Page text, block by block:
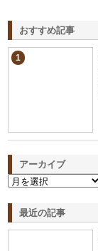
おすすめ記事
1
アーカイブ
最近の記事